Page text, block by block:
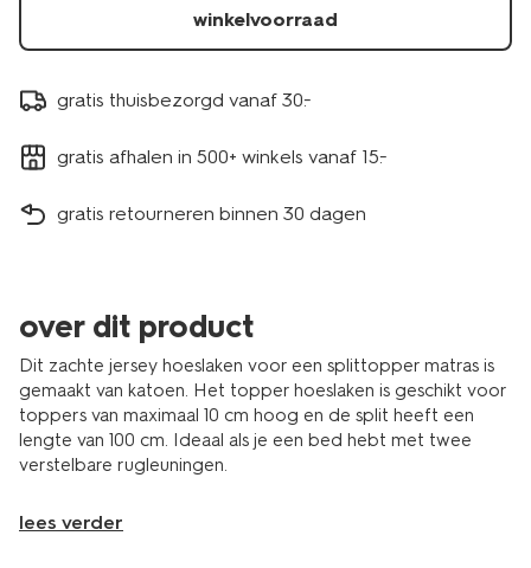
winkelvoorraad
gratis thuisbezorgd vanaf 30.-
gratis afhalen in 500+ winkels vanaf 15.-
gratis retourneren binnen 30 dagen
over dit product
Dit zachte jersey hoeslaken voor een splittopper matras is
gemaakt van katoen. Het topper hoeslaken is geschikt voor
toppers van maximaal 10 cm hoog en de split heeft een
lengte van 100 cm. Ideaal als je een bed hebt met twee
verstelbare rugleuningen.
lees verder